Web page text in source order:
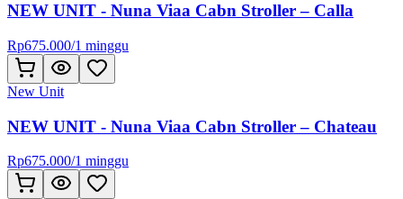
NEW UNIT - Nuna Viaa Cabn Stroller – Calla
Rp675.000/1 minggu
New Unit
NEW UNIT - Nuna Viaa Cabn Stroller – Chateau
Rp675.000/1 minggu